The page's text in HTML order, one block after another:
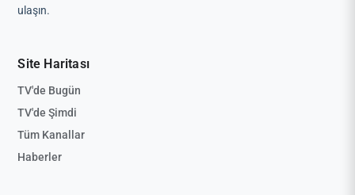
ulaşın.
Site Haritası
TV'de Bugün
TV'de Şimdi
Tüm Kanallar
Haberler